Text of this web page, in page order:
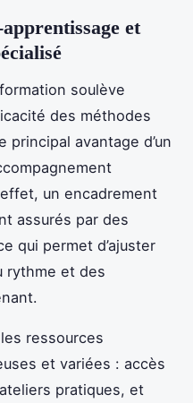
et
soulève
des méthodes
avantage d’un
un encadrement
assurés par des
qui permet d’ajuster
rythme et des
ressources
et variées : accès
pratiques, et